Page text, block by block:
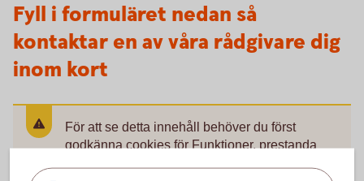
Fyll i formuläret nedan så
kontaktar en av våra rådgivare dig
inom kort
För att se detta innehåll behöver du först
godkänna cookies för Funktioner, prestanda